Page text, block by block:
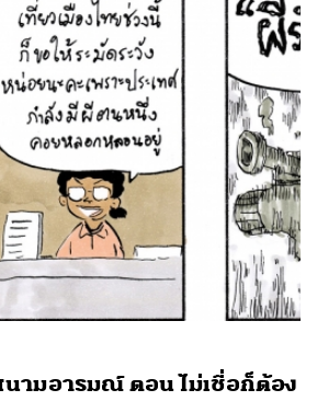
ามอารมณ์ ตอน ไม่เชื่อก็ต้อง